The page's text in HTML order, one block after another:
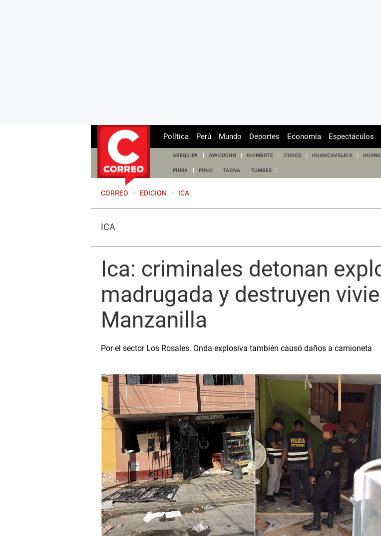
Política Perú Mundo Deportes Economía Espectáculos
AREQUIPA AYACUCHO CHIMBOTE CUSCO HUANCAVELICA
PIURA PUNO TACNA TUMBES
CORREO > EDICION > ICA
ICA
Ica: criminales detonan
madrugada y destruyen
Manzanilla
Por el sector Los Rosales. Onda explosiva también causó daños a camioneta